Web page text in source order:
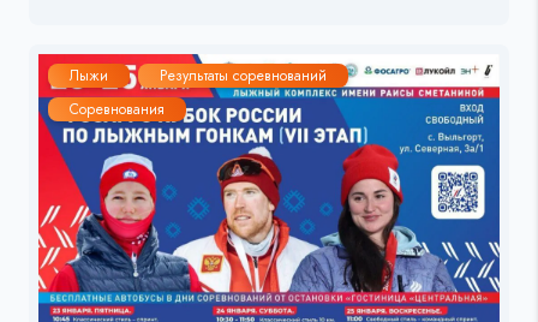
Лыжи
Результаты соревнований
Соревнования